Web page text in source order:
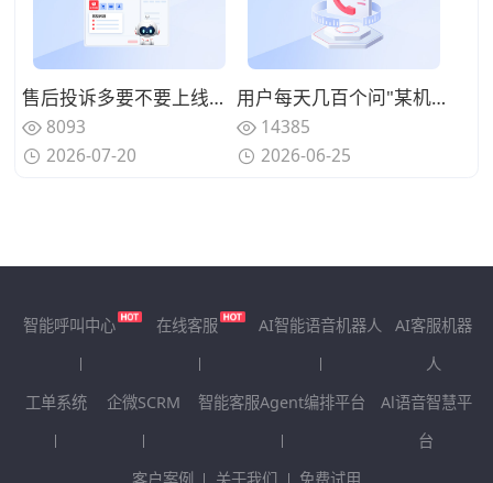
售后投诉多要不要上线呼叫中心系统？规范来电处理标准
8093
2026-07-20
用户每天几百个问"某机型回收多少钱"、人工查型号报价慢还漏单？用智能电话呼叫中心系统自动识别型号并实时报价
14385
2026-06-25
智能呼叫中心 在线客服 AI智能语音机器人
AI客服机器
人
工单系统
企微SCRM 智能客服Agent编排平台
Al语音智慧平
台
客户案例
关于我们 免费试用